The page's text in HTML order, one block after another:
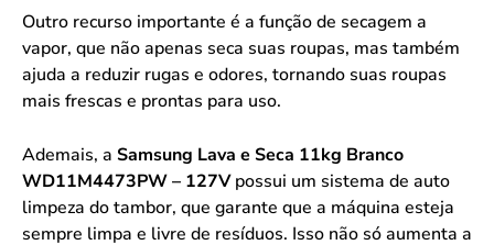
Outro recurso importante é a função de secagem a
vapor, que não apenas seca suas roupas, mas também
ajuda a reduzir rugas e odores, tornando suas roupas
mais frescas e prontas para uso.
Ademais, a Samsung Lava e Seca 11kg Branco
WD11M4473PW – 127Vpossui um sistema de auto
limpeza do tambor, que garante que a máquina esteja
sempre limpa e livre de resíduos. Isso não só aumenta a